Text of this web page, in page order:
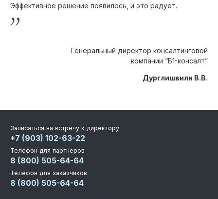
Эффективное решение появилось, и это радует.
Генеральный директор консалтинговой
компании “Б1-консалт”
Дурглишвили В.В.
Записаться на встречу к директору
+7 (903) 102-63-22
Телефон для партнеров
8 (800) 505-64-64
Телефон для заказчиков
8 (800) 505-64-64